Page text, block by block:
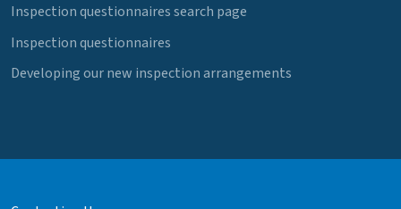
Inspection questionnaires search page
Inspection questionnaires
Developing our new inspection arrangements